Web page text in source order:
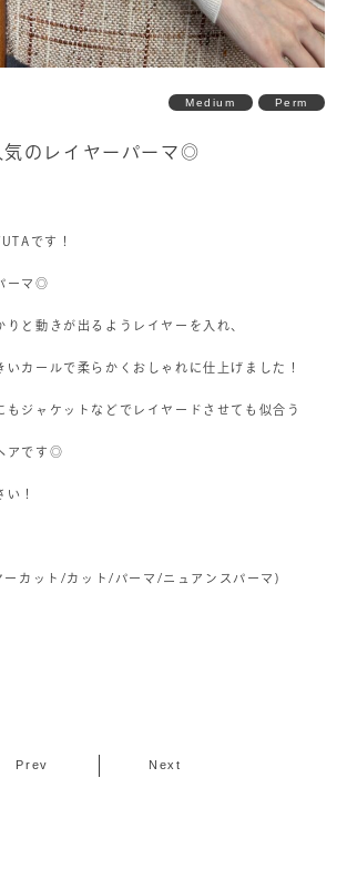
Medium Perm
気のレイヤーパーマ◎
です！
ーマ◎
りと動きが出るようレイヤーを入れ、
いカールで柔らかくおしゃれに仕上げました！
もジャケットなどでレイヤードさせても似合う
アです◎
い！
ーカット/カット/パーマ/ニュアンスパーマ)
Prev Next